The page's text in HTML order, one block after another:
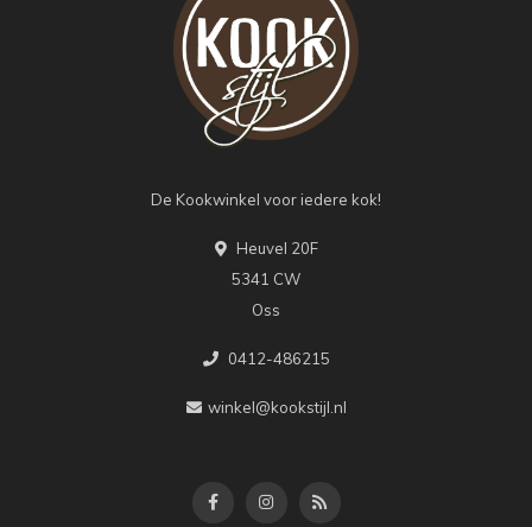
De Kookwinkel voor iedere kok!
Heuvel 20F
5341 CW
Oss
0412-486215
winkel@kookstijl.nl